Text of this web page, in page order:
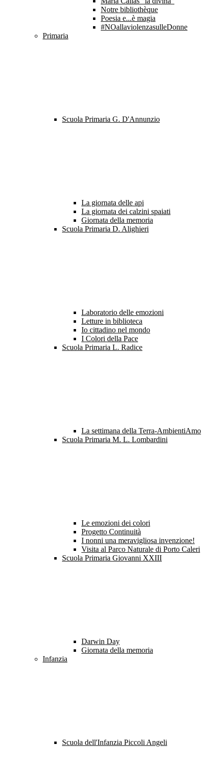
Notre bibliothèque
Poesia e...è magia
#NOallaviolenzasulleDonne
Primaria
Scuola Primaria G. D'Annunzio
La giornata delle api
La giornata dei calzini spaiati
Giornata della memoria
Scuola Primaria D. Alighieri
Laboratorio delle emozioni
Letture in biblioteca
Io cittadino nel mondo
I Colori della Pace
Scuola Primaria L. Radice
La settimana della Terra-AmbientiAmo
Scuola Primaria M. L. Lombardini
Le emozioni dei colori
Progetto Continuità
I nonni una meravigliosa invenzione!
Visita al Parco Naturale di Porto Caleri
Scuola Primaria Giovanni XXIII
Darwin Day
Giornata della memoria
Infanzia
Scuola dell'Infanzia Piccoli Angeli